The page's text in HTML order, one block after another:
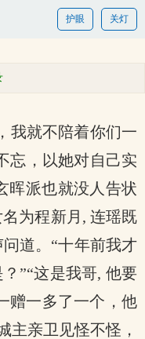
关灯
护眼
我就不陪着你们一
忘，以她对自己实
晖派也就没人告状
为程新月, 连瑶既
道。“十年前我才
”“这是我哥, 他要
赠一多了一个，他
主亲卫见怪不怪，